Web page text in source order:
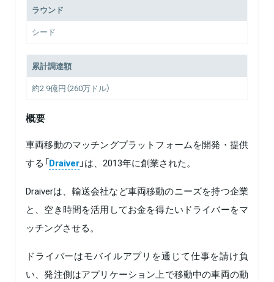
ラウンド
シード
累計調達額
約2.9億円（260万ドル）
概要
車両移動のマッチングプラットフォームを開発・提供
する「Draiver」は、2013年に創業された。
Draiverは、輸送会社など車両移動のニーズを持つ企業
と、空き時間を活用してお金を得たいドライバーをマ
ッチングさせる。
ドライバーはモバイルアプリを通じて仕事を請け負
い、発注側はアプリケーション上で移動中の車両の動